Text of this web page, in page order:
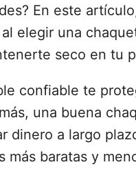
En este
elegir una
seco en tu
confiable te
una buena
dinero a largo
baratas y